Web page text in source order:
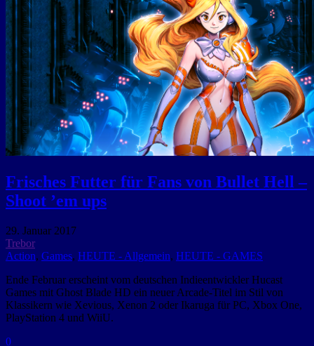
Frisches Futter für Fans von Bullet Hell –
Shoot ’em ups
29. Januar 2017
Trebor
Action, Games, HEUTE - Allgemein, HEUTE - GAMES
Ende Februar erscheint vom deutschen Indieentwickler Hucast
Games mit Ghost Blade HD ein neuer Arcade-Titel im Stil von
Klassikern wie Xevious, Xenon 2 oder Ikaruga für PC, Xbox One,
PlayStation 4 und WiiU.
0